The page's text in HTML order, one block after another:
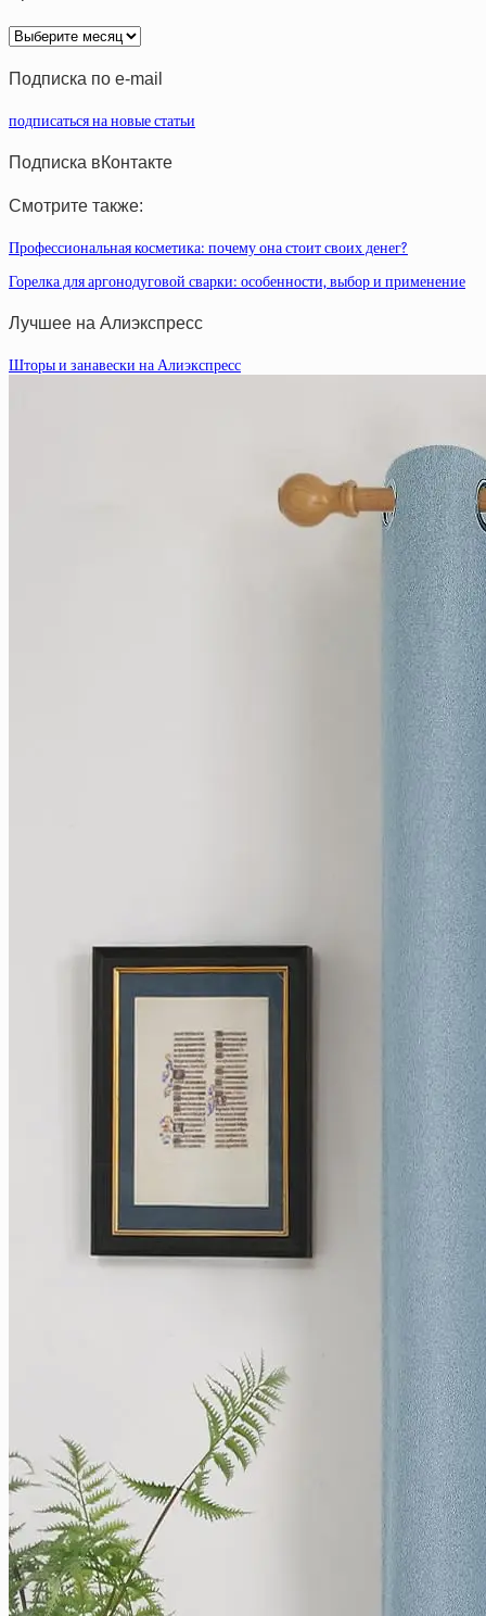
Архив
статей
Подписка по e-mail
подписаться на новые статьи
Подписка вКонтакте
Смотрите также:
Профессиональная косметика: почему она стоит своих денег?
Горелка для аргонодуговой сварки: особенности, выбор и применение
Лучшее на Алиэкспресс
Шторы и занавески на Алиэкспресс